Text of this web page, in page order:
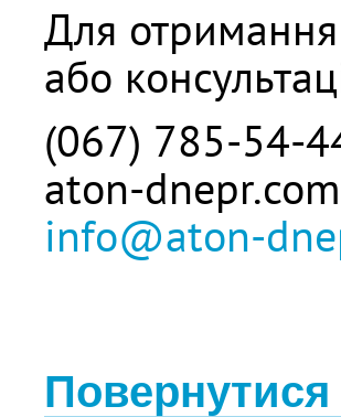
Для отримання
або
(067) 785-54-
aton-dnepr.com
info@aton-